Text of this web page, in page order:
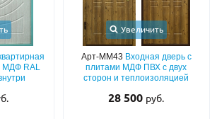
INFO@META-M.RU
ЗАПРОСИТЬ РАСЧЕТ
Распродажа Как купить
Записаться на замер
МДФ RAL
Увеличить
Арт-ММ43 Входная дверь с
плитами МДФ ПВХ с двух
сторон и теплоизоляцией
28 500 руб.